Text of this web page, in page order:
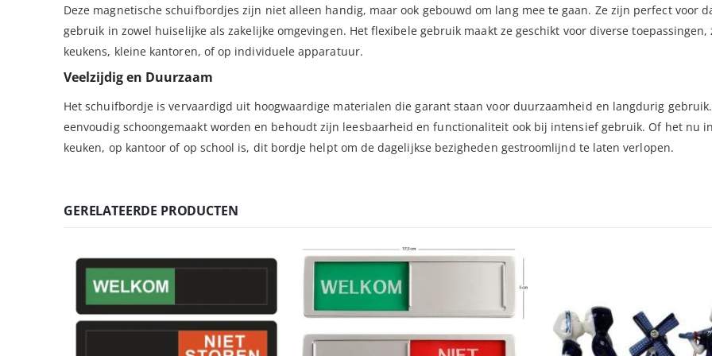
Deze magnetische schuifbordjes zijn niet alleen handig, maar ook gebouwd om lang mee te gaan. Ze zijn perfect voor
gebruik in zowel huiselijke als zakelijke omgevingen. Het flexibele gebruik maakt ze geschikt voor diverse toepassingen,
keukens, kleine kantoren, of op individuele apparatuur.
Veelzijdig en Duurzaam
Het schuifbordje is vervaardigd uit hoogwaardige materialen die garant staan voor duurzaamheid en langdurig
eenvoudig schoongemaakt worden en behoudt zijn leesbaarheid en functionaliteit ook bij intensief gebruik. Of het nu
keuken, op kantoor of op school is, dit bordje helpt om de dagelijkse bezigheden gestroomlijnd te laten verlopen.
GERELATEERDE PRODUCTEN